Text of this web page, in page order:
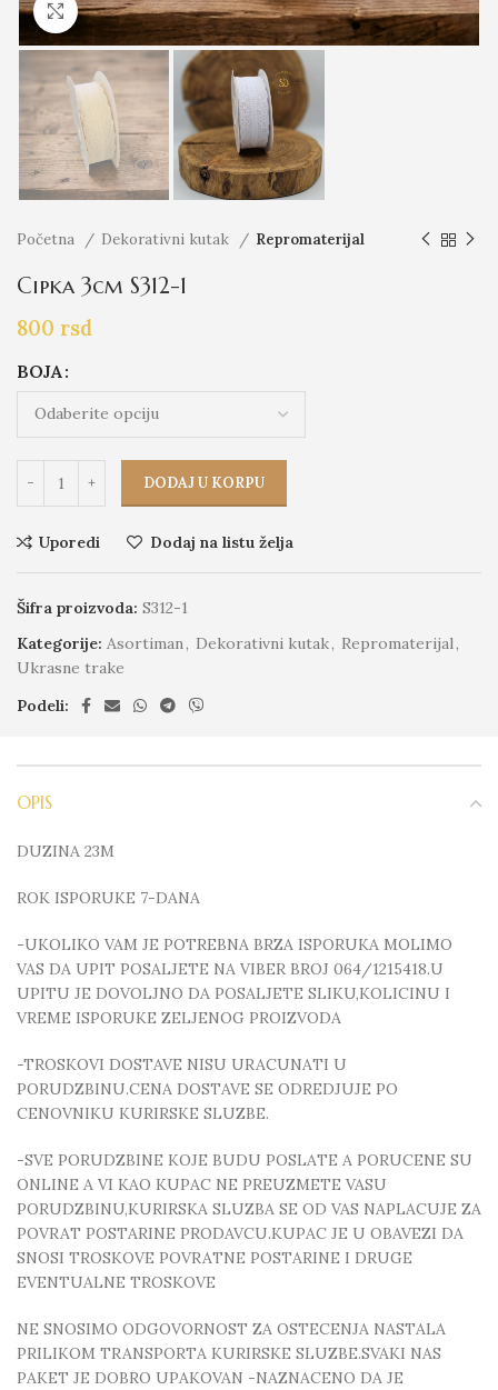
Click to enlarge
Početna Dekorativni kutak Repromaterijal
Cipka 3cm S312-1
800 rsd
BOJA
DODAJ U KORPU
Uporedi Dodaj na listu želja
Šifra proizvoda: S312-1
Kategorije: Asortiman, Dekorativni kutak, Repromaterijal,
Ukrasne trake
Podeli:
OPIS
DUZINA 23M
ROK ISPORUKE 7-DANA
-UKOLIKO VAM JE POTREBNA BRZA ISPORUKA MOLIMO
VAS DA UPIT POSALJETE NA VIBER BROJ 064/1215418.U
UPITU JE DOVOLJNO DA POSALJETE SLIKU,KOLICINU I
VREME ISPORUKE ZELJENOG PROIZVODA
-TROSKOVI DOSTAVE NISU URACUNATI U
PORUDZBINU.CENA DOSTAVE SE ODREDJUJE PO
CENOVNIKU KURIRSKE SLUZBE.
-SVE PORUDZBINE KOJE BUDU POSLATE A PORUCENE SU
ONLINE A VI KAO KUPAC NE PREUZMETE VASU
PORUDZBINU,KURIRSKA SLUZBA SE OD VAS NAPLACUJE ZA
POVRAT POSTARINE PRODAVCU.KUPAC JE U OBAVEZI DA
SNOSI TROSKOVE POVRATNE POSTARINE I DRUGE
EVENTUALNE TROSKOVE
NE SNOSIMO ODGOVORNOST ZA OSTECENJA NASTALA
PRILIKOM TRANSPORTA KURIRSKE SLUZBE.SVAKI NAS
PAKET JE DOBRO UPAKOVAN -NAZNACENO DA JE